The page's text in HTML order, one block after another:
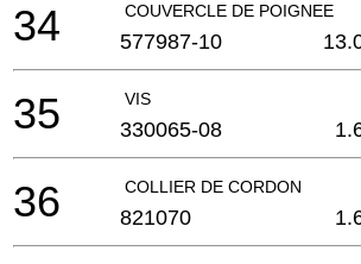
COUVERCLE DE POIGNEE
34 577987-10
VIS
35 330065-08
COLLIER DE CORDON
36 821070